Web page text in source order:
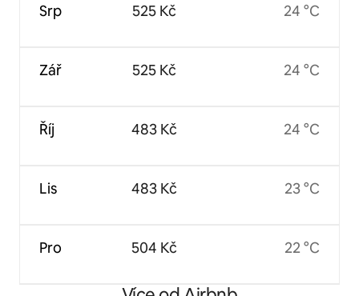
Srp
Zář
Říj
Lis
Pro
525 Kč
525 Kč
483 Kč
483 Kč
504 Kč
24 °C
24 °C
24 °C
23 °C
22 °C